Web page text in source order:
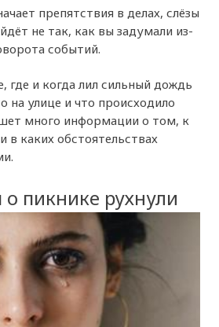
препятствия в делах, слёзы
не так, как вы задумали из-
событий.
где и когда лил сильный дождь
на улице и что происходило
много информации о том, к
в каких обстоятельствах
пикнике рухнули